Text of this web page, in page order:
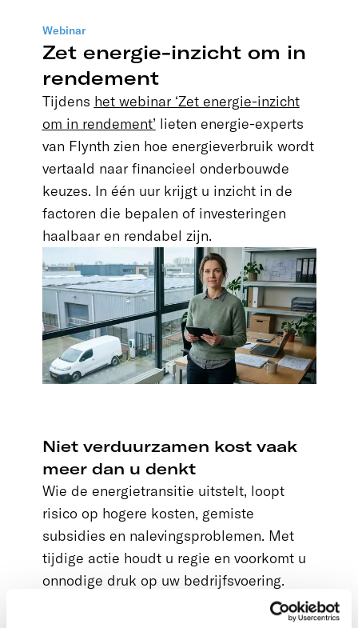
Zet energie-inzicht om in
rendement
Webinar
Tijdens het webinar ‘Zet energie-inzicht
om in rendement’ lieten energie-experts
van Flynth zien hoe energieverbruik wordt
vertaald naar financieel onderbouwde
keuzes. In één uur krijgt u inzicht in de
factoren die bepalen of investeringen
haalbaar en rendabel zijn.
Niet verduurzamen kost vaak
meer dan u denkt
Wie de energietransitie uitstelt, loopt
risico op hogere kosten, gemiste
subsidies en nalevingsproblemen. Met
tijdige actie houdt u regie en voorkomt u
onnodige druk op uw bedrijfsvoering.